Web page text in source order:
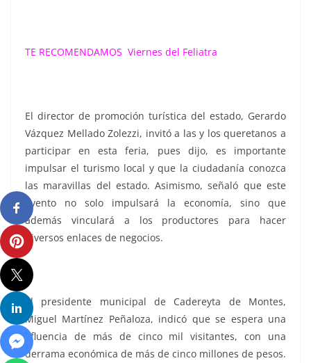
TE RECOMENDAMOS Viernes del Feliatra
El director de promoción turística del estado, Gerardo
Vázquez Mellado Zolezzi, invitó a las y los queretanos a
participar en esta feria, pues dijo, es importante
impulsar el turismo local y que la ciudadanía conozca
las maravillas del estado.Asimismo, señaló que este
evento no solo impulsará la economía, sino que
además vinculará a los productores para hacer
diversos enlaces de negocios.
El presidente municipal de Cadereyta de Montes,
Miguel Martínez Peñaloza, indicó que se espera una
afluencia de más de cinco mil visitantes, con una
derrama económica de más de cinco millones de pesos.